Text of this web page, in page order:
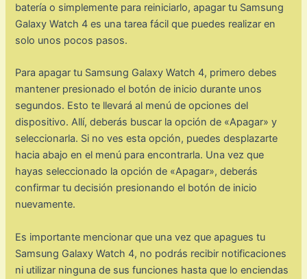
batería o simplemente para reiniciarlo, apagar tu Samsung
Galaxy Watch 4 es una tarea fácil que puedes realizar en
solo unos pocos pasos.
Para apagar tu Samsung Galaxy Watch 4, primero debes
mantener presionado el botón de inicio durante unos
segundos. Esto te llevará al menú de opciones del
dispositivo. Allí, deberás buscar la opción de «Apagar» y
seleccionarla. Si no ves esta opción, puedes desplazarte
hacia abajo en el menú para encontrarla. Una vez que
hayas seleccionado la opción de «Apagar», deberás
confirmar tu decisión presionando el botón de inicio
nuevamente.
Es importante mencionar que una vez que apagues tu
Samsung Galaxy Watch 4, no podrás recibir notificaciones
ni utilizar ninguna de sus funciones hasta que lo enciendas